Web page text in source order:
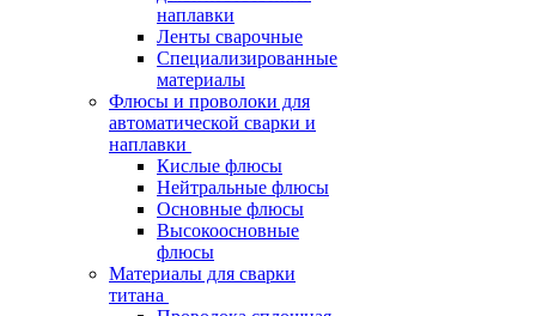
наплавки
Ленты сварочные
Специализированные
материалы
Флюсы и проволоки для
автоматической сварки и
наплавки
Кислые флюсы
Нейтральные флюсы
Основные флюсы
Высокоосновные
флюсы
Материалы для сварки
титана